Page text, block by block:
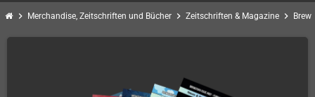
chevron_right Merchandise, Zeitschriften und Bücher chevron_right Zeitschriften & Magazine chevron_right